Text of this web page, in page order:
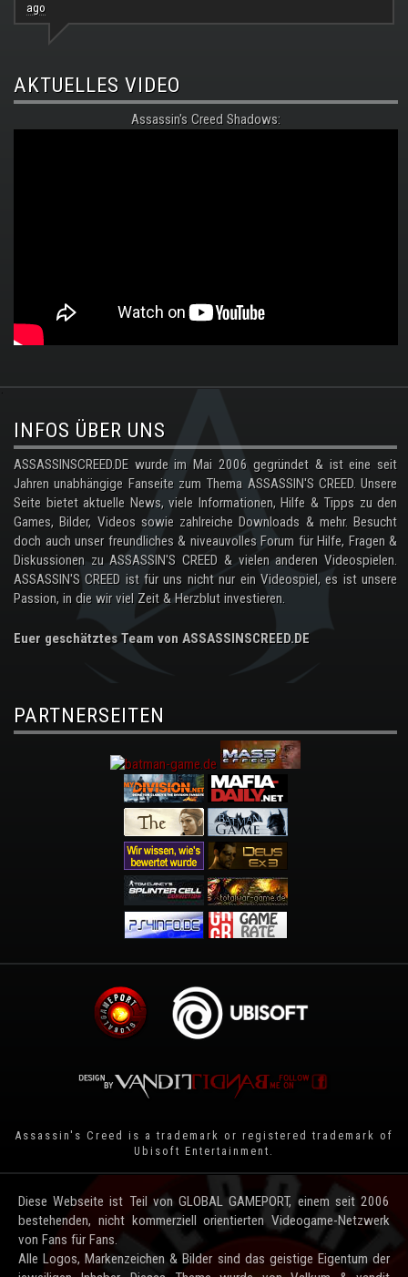
ago
AKTUELLES VIDEO
Assassin's Creed Shadows:
.
INFOS ÜBER UNS
ASSASSINSCREED.DE wurde im Mai 2006 gegründet & ist eine seit
Jahren unabhängige Fanseite zum Thema ASSASSIN'S CREED. Unsere
Seite bietet aktuelle News, viele Informationen, Hilfe & Tipps zu den
Games, Bilder, Videos sowie zahlreiche Downloads & mehr. Besucht
doch auch unser freundliches & niveauvolles Forum für Hilfe, Fragen &
Diskussionen zu ASSASSIN'S CREED & vielen anderen Videospielen.
ASSASSIN'S CREED ist für uns nicht nur ein Videospiel, es ist unsere
Passion, in die wir viel Zeit & Herzblut investieren.
Euer geschätztes Team von ASSASSINSCREED.DE
PARTNERSEITEN
Assassin's Creed is a trademark or registered trademark of
Ubisoft Entertainment .
Diese Webseite ist Teil von GLOBAL GAMEPORT, einem seit 2006
bestehenden, nicht kommerziell orientierten Videogame-Netzwerk
von Fans für Fans.
Alle Logos, Markenzeichen & Bilder sind das geistige Eigentum der